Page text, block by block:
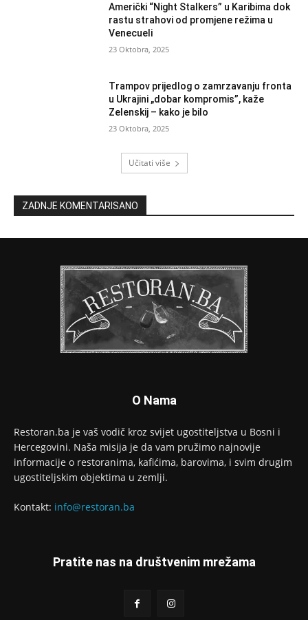
Američki “Night Stalkers” u Karibima dok
rastu strahovi od promjene režima u
Venecueli
23 Oktobra, 2025
Trampov prijedlog o zamrzavanju fronta
u Ukrajini „dobar kompromis”, kaže
Zelenskij – kako je bilo
23 Oktobra, 2025
Učitati više
ZADNJE KOMENTARISANO
O Nama
Restoran.ba je vaš vodič kroz svijet ugostiteljstva u Bosni i
Hercegovini. Naša misija je da vam pružimo najnovije
informacije o restoranima, kafićima, barovima, i svim drugim
ugostiteljskim objektima u zemlji.
Kontakt: info@restoran.ba
Pratite nas na društvenim mrežama